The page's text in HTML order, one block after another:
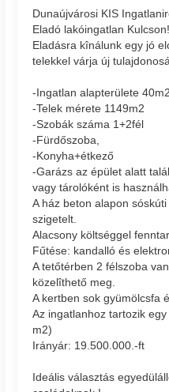
Dunaújvárosi KIS
Eladó lakóingatlan Kulcson!
Eladásra kînálunk egy jó
telekkel várja új
-Ingatlan alapterülete 40m2
-Telek mérete 1149m2
-Szobák száma 1+2fél
-Fürdőszoba,
-Konyha+étkező
-Garázs az épület alatt
vagy tárolóként is
A ház beton alapon
szigetelt.
Alacsony költséggel
Fűtése: kandalló és
A tetőtérben 2 félszoba
közelîthető meg.
A kertben sok gyümölcsfa
Az ingatlanhoz tartozik
m2)
Irányár: 19.500.000.-ft
Ideális választás